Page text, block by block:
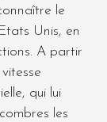
le
Unis, en
A partir
qui lui
les